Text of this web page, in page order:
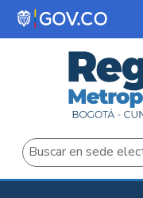
Pasar al contenido principal
Buscar